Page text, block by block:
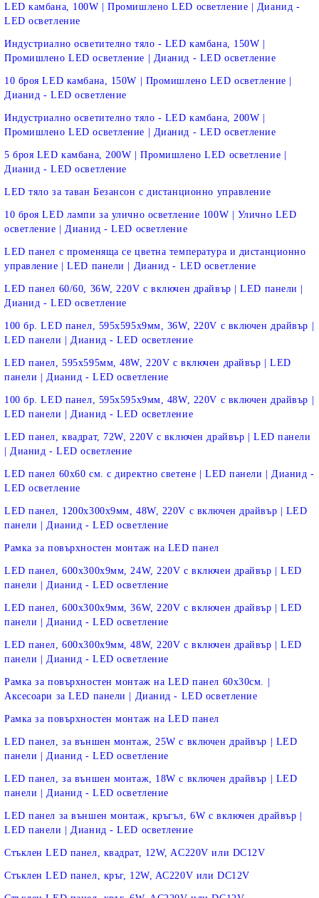
LED камбана, 100W | Промишлено LED осветление | Дианид -
LED осветление
Индустриално осветително тяло - LED камбана, 150W |
Промишлено LED осветление | Дианид - LED осветление
10 броя LED камбана, 150W | Промишлено LED осветление |
Дианид - LED осветление
Индустриално осветително тяло - LED камбана, 200W |
Промишлено LED осветление | Дианид - LED осветление
5 броя LED камбана, 200W | Промишлено LED осветление |
Дианид - LED осветление
LED тяло за таван Безансон с дистанционно управление
10 броя LED лампи за улично осветление 100W | Улично LED
осветление | Дианид - LED осветление
LED панел с променяща се цветна температура и дистанционно
управление | LED панели | Дианид - LED осветление
LED панел 60/60, 36W, 220V с включен драйвър | LED панели |
Дианид - LED осветление
100 бр. LED панел, 595х595х9мм, 36W, 220V с включен драйвър |
LED панели | Дианид - LED осветление
LED панел, 595х595мм, 48W, 220V с включен драйвър | LED
панели | Дианид - LED осветление
100 бр. LED панел, 595х595х9мм, 48W, 220V с включен драйвър |
LED панели | Дианид - LED осветление
LED панел, квадрат, 72W, 220V с включен драйвър | LED панели
| Дианид - LED осветление
LED панел 60х60 см. с директно светене | LED панели | Дианид -
LED осветление
LED панел, 1200х300х9мм, 48W, 220V с включен драйвър | LED
панели | Дианид - LED осветление
Рамка за повърхностен монтаж на LED панел
LED панел, 600х300х9мм, 24W, 220V с включен драйвър | LED
панели | Дианид - LED осветление
LED панел, 600х300х9мм, 36W, 220V с включен драйвър | LED
панели | Дианид - LED осветление
LED панел, 600х300х9мм, 48W, 220V с включен драйвър | LED
панели | Дианид - LED осветление
Рамка за повърхностен монтаж на LED панел 60x30см. |
Аксесоари за LED панели | Дианид - LED осветление
Рамка за повърхностен монтаж на LED панел
LED панел, за външен монтаж, 25W с включен драйвър | LED
панели | Дианид - LED осветление
LED панел, за външен монтаж, 18W с включен драйвър | LED
панели | Дианид - LED осветление
LED панел за външен монтаж, кръгъл, 6W с включен драйвър |
LED панели | Дианид - LED осветление
Стъклен LED панел, квадрат, 12W, AC220V или DC12V
Стъклен LED панел, кръг, 12W, AC220V или DC12V